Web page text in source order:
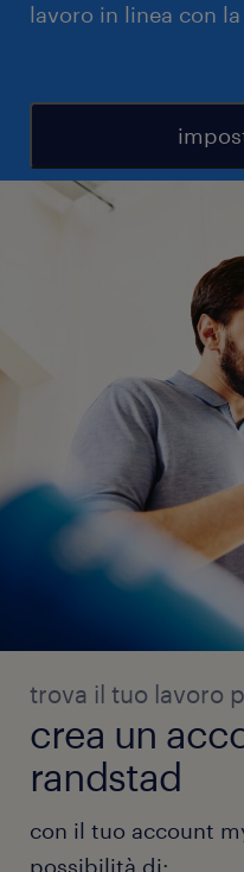
lavoro in linea con
trova il tuo lavoro
crea un
randstad
con il tuo account
possibilità di: